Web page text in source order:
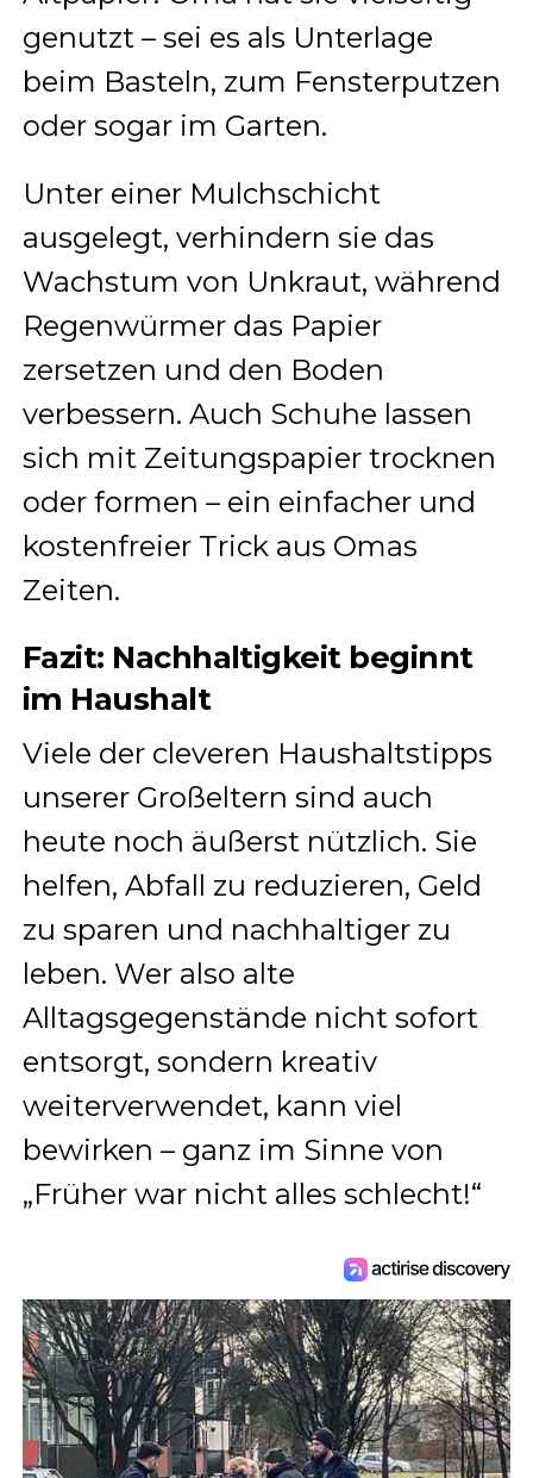
genutzt – sei es als Unterlage
beim Basteln, zum Fensterputzen
oder sogar im Garten.
Unter einer Mulchschicht
ausgelegt, verhindern sie das
Wachstum von Unkraut, während
Regenwürmer das Papier
zersetzen und den Boden
verbessern. Auch Schuhe lassen
sich mit Zeitungspapier trocknen
oder formen – ein einfacher und
kostenfreier Trick aus Omas
Zeiten.
Fazit: Nachhaltigkeit beginnt
im Haushalt
Viele der cleveren Haushaltstipps
unserer Großeltern sind auch
heute noch äußerst nützlich. Sie
helfen, Abfall zu reduzieren, Geld
zu sparen und nachhaltiger zu
leben. Wer also alte
Alltagsgegenstände nicht sofort
entsorgt, sondern kreativ
weiterverwendet, kann viel
bewirken – ganz im Sinne von
„Früher war nicht alles schlecht!“